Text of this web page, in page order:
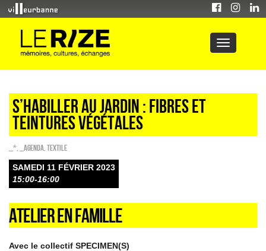
S’HABILLER AU JARDIN : FIBRES ET
TEINTURES VÉGÉTALES
_* _Agenda Textile
SAMEDI 11 FÉVRIER 2023
15:00-16:00
ATELIER EN FAMILLE
Avec le collectif SPECIMEN(S)